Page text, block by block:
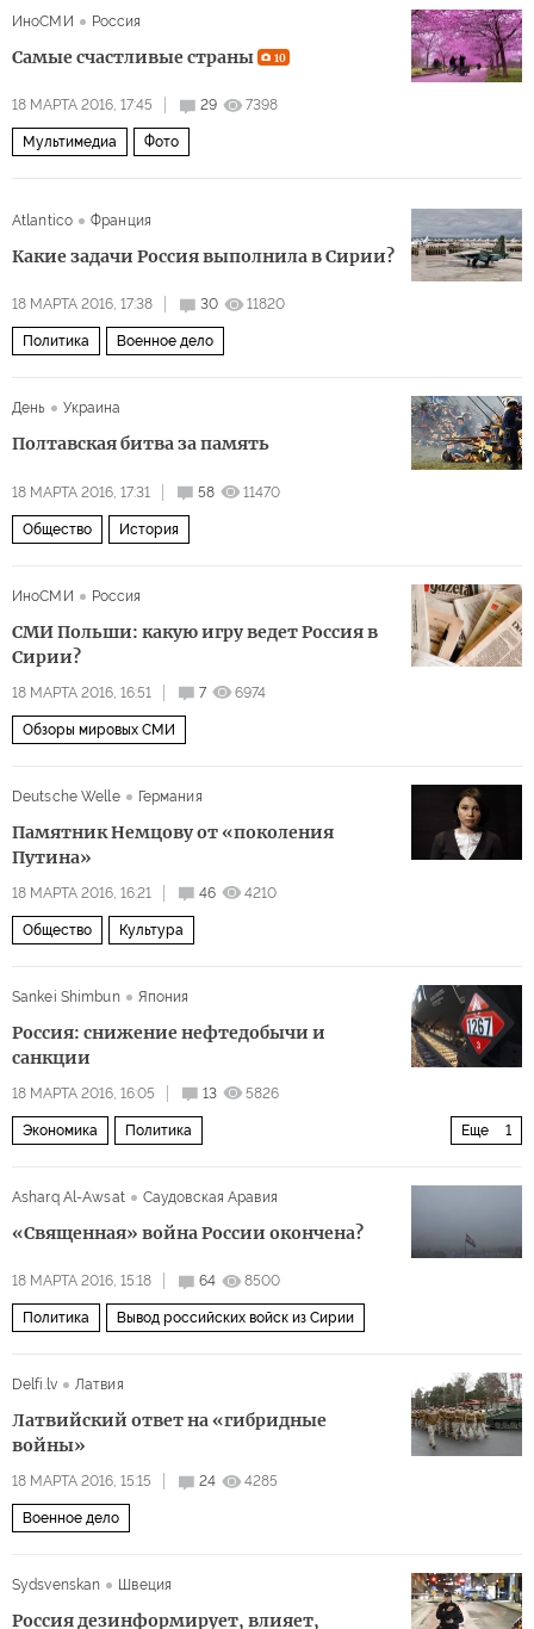
ИноСМИ Россия
Самые счастливые страны 10
18 МАРТА 2016, 17:45 29 7398
Мультимедиа Фото
Atlantico Франция
Какие задачи Россия выполнила в Сирии?
18 МАРТА 2016, 17:38 30 11820
Политика Военное дело
День Украина
Полтавская битва за память
18 МАРТА 2016, 17:31 58 11470
Общество История
ИноСМИ Россия
СМИ Польши: какую игру ведет Россия в
Сирии?
18 МАРТА 2016, 16:51 7 6974
Обзоры мировых СМИ
Deutsche Welle Германия
Памятник Немцову от «поколения
Путина»
18 МАРТА 2016, 16:21 46 4210
Общество Культура
Sankei Shimbun Япония
Россия: снижение нефтедобычи и
санкции
18 МАРТА 2016, 16:05 13 5826
Еще 1
Экономика Политика
Asharq Al-Awsat
Саудовская Аравия
«Священная» война России окончена?
18 МАРТА 2016, 15:18 64 8500
Политика Вывод российских войск из Сирии
Delfi.lv Латвия
Латвийский ответ на «гибридные
войны»
18 МАРТА 2016, 15:15 24 4285
Военное дело
Sydsvenskan Швеция
Россия дезинформирует, влияет,